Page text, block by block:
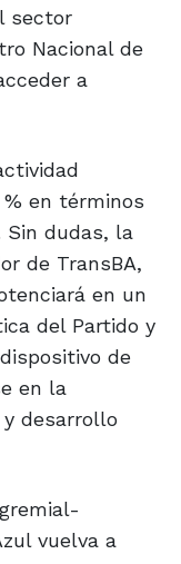
sector
Nacional de
a
% en términos
Sin dudas, la
de TransBA,
en un
del Partido y
de
en la
desarrollo
vuelva a